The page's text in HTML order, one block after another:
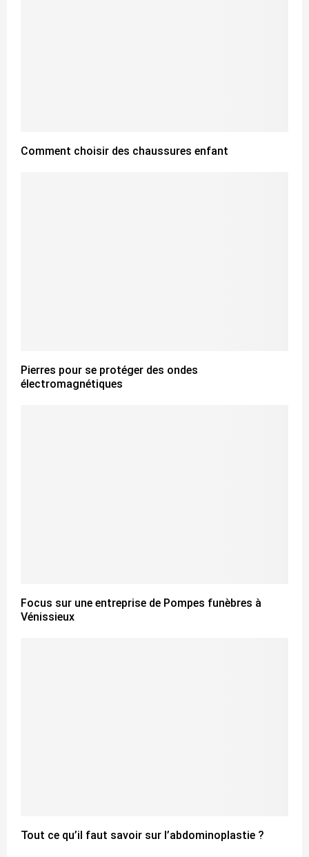
Comment choisir des chaussures enfant
Pierres pour se protéger des ondes
électromagnétiques
Focus sur une entreprise de Pompes funèbres à
Vénissieux
Tout ce qu’il faut savoir sur l’abdominoplastie ?